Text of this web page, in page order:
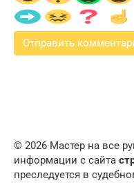
© 2026 Мастер на все
информации с сайта
преследуется в